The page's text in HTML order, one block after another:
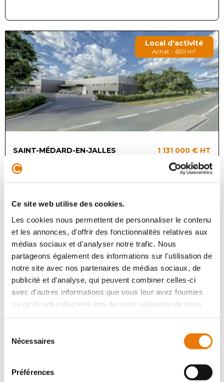
Ce site web utilise des cookies.
Les cookies nous permettent de personnaliser le contenu
et les annonces, d'offrir des fonctionnalités relatives aux
médias sociaux et d'analyser notre trafic. Nous
partageons également des informations sur l'utilisation de
notre site avec nos partenaires de médias sociaux, de
publicité et d'analyse, qui peuvent combiner celles-ci
avec d'autres informations que vous leur avez fournies
ou qu'ils ont collectées lors de votre utilisation de leurs
Nécessaires
Préférences
Local d'activité
Achat - 650 m²
SAINT-MÉDARD-EN-JALLES 1 131 000 € HT
surface de 650 m² en rez-de-chaus...
Local d'activité